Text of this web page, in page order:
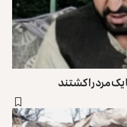
مرد را کشتند